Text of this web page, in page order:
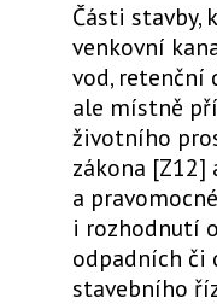
Části stavby,
venkovní
vod, retenční
ale místně
životního
zákona [Z12]
a
i rozhodnutí
odpadních či
stavebního